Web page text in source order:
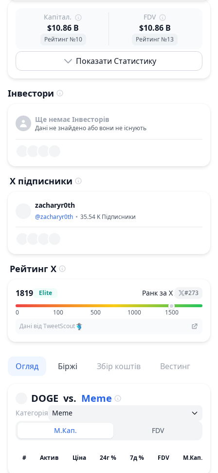
Капітал.
$10.86 B
Рейтинг №10
FDV
$10.86 B
Рейтинг №13
Показати Статистику
Інвестори
Ще немає Інвесторів
Дані не знайдено або вони не існують
X підписники
zacharyr0th
@zacharyr0th 35.54 K Підписники
Рейтинг X
1819 Elite Ранк за X #273
0 100 500 1000
1500
Дані від TweetScout
Огляд Біржі Збір коштів Вестинг
DOGE vs. Meme
Категорія Meme
М.Кап.
FDV
# Актив Ціна 24г % 7д % FDV М.Кап. /